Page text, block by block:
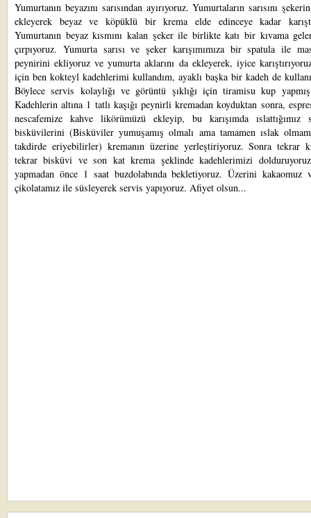
Yumurtanın beyazını sarısından ayırıyoruz. Yumurtaların sarısını şekerin
ekleyerek beyaz ve köpüklü bir krema elde edinceye kadar
Yumurtanın beyaz kısmını kalan şeker ile birlikte katı bir kıvama
çırpıyoruz. Yumurta sarısı ve şeker karışımımıza bir spatula ile
peynirini ekliyoruz ve yumurta aklarını da ekleyerek, iyice
için ben kokteyl kadehlerimi kullandım, ayaklı başka bir kadeh de
Böylece servis kolaylığı ve görüntü şıklığı için tiramisu kup
Kadehlerin altına 1 tatlı kaşığı peynirli kremadan koyduktan sonra,
nescafemize kahve likörümüzü ekleyip, bu karışımda ıslattığımız
bisküvilerini (Bisküviler yumuşamış olmalı ama tamamen ıslak
takdirde eriyebilirler) kremanın üzerine yerleştiriyoruz. Sonra tekrar
tekrar bisküvi ve son kat krema şeklinde kadehlerimizi
yapmadan önce 1 saat buzdolabında bekletiyoruz. Üzerini kakaomuz
çikolatamız ile süsleyerek servis yapıyoruz. Afiyet olsun...